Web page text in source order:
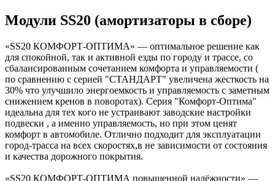
Модули SS20 (амортизаторы в сборе)
«SS20 КОМФОРТ-ОПТИМА» — оптимальное решение как
для спокойной, так и активной езды по городу и трассе, со
сбалансированным сочетанием комфорта и управляемости (
по сравнению с серией "СТАНДАРТ" увеличена жесткость на
30% что улучшило энергоемкость и управляемость с заметным
снижением кренов в поворотах). Серия "Комфорт-Оптима"
идеальна для тех кого не устраивают заводские настройки
подвески , а именно управляемость, но при этом ценят
комфорт в автомобиле. Отлично подходит для эксплуатации
город-трасса на всех скоростях,в не зависимости от состояния
и качества дорожного покрытия.
«SS20 КОМФОРТ-ОПТИМА повышенной надёжности» —